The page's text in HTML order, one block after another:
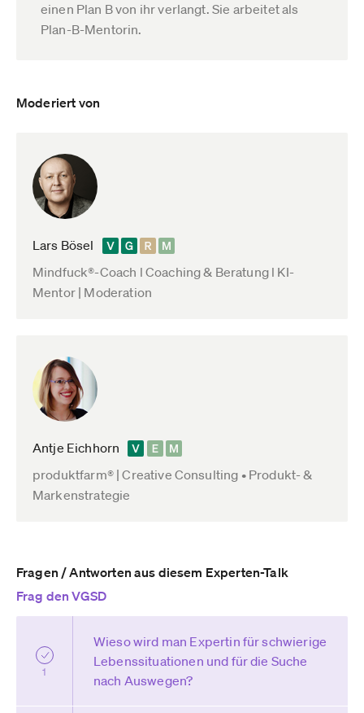
einen Plan B von ihr verlangt. Sie arbeitet als
Plan-B-Mentorin.
Moderiert von
Lars Bösel
Mindfuck®-Coach l Coaching & Beratung l KI-
Mentor | Moderation
Antje Eichhorn
produktfarm® | Creative Consulting • Produkt- &
Markenstrategie
Fragen / Antworten aus diesem Experten-Talk
Frag den VGSD
1
Wieso wird man Expertin für schwierige
Lebenssituationen und für die Suche
nach Auswegen?